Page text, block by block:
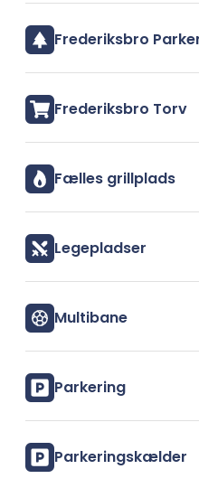
Frederiksbro
Frederiksbro Torv
Fælles grillplads
Legepladser
Multibane
Parkering
Parkeringskælder